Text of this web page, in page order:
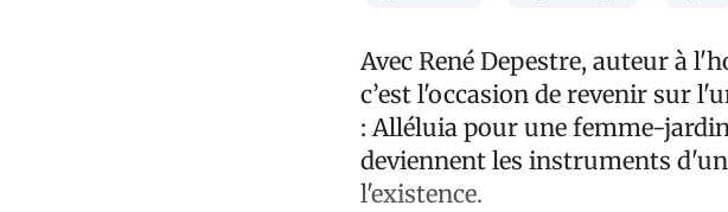
Avec René Depestre, auteur à
c’est l'occasion de revenir sur
: Alléluia pour une femme-
deviennent les instruments
l'existence.